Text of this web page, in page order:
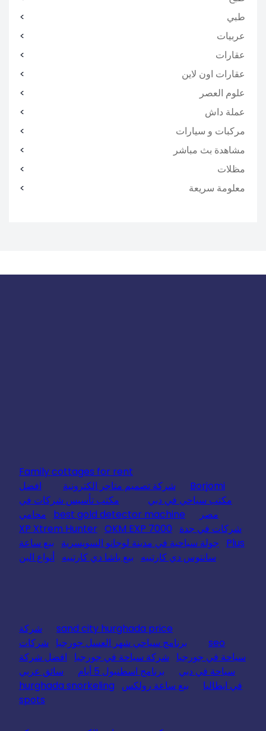
طبي
عربيات
عقارات
عقارات اون لاين
علوم العصر
عملة داش
مركبات و سيارات
مشاهدة بث مباشر
مظلات
معلومة سريعة
Family cottages for rent
Borjomi
شركة تصميم متاجر الكترونية
افضل
مكتب سياحي في دبي
مكتب تأسيس شركات في
مصر
best gold detector machine
محامي
شركات في جدة
XP Xtrem Hunter OKM EXP 7000
Plus
جولة سياحية في مدينة لوجانو السويسرية
بيع ساعة
سانتوس دي كارتييه
بيع باشا دي كارتييه أنواع البن
sand city hurghada price
شركة
seo
برنامج سياحي شهر العسل جورجيا
شركات
سياحة في جورجيا
شركة سياحة في جورجيا
افضل شركة
سياحة في دبي
برنامج اسطنبول 5 أيام
سائق عربي
في ايطاليا
بيع ساعة رولكس
hurghada snorkeling
spots